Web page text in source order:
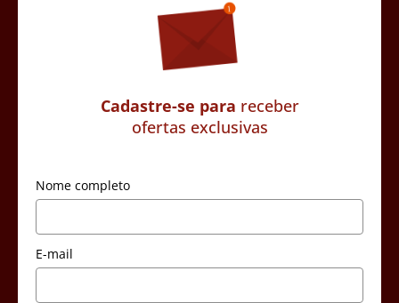
Cadastre-se para receber
ofertas exclusivas
Nome completo
E-mail